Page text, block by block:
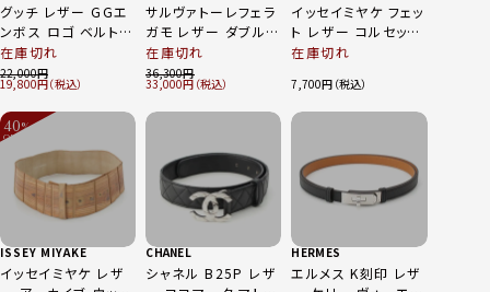
グッチ レザー GGエ
ンボス ロゴ ベルト
474313 ブラック×
シルバー
在庫切れ
22,000
19,800
サルヴァトーレフェラ
ガモ レザー ダブルガ
ンチーニ リバーシブ
ル ベルト ブラック×
ミント
在庫切れ
36,300
33,000
イッセイミヤケ フェッ
ト レザー コルセット
シルバー金具 ワイド
ー M
在庫切れ
7,700
40%
OFF
ISSEY MIYAKE
イッセイミヤケ レザ
CHANEL
シャネル B25P レザ
HERMES
エルメス K刻印 レザ